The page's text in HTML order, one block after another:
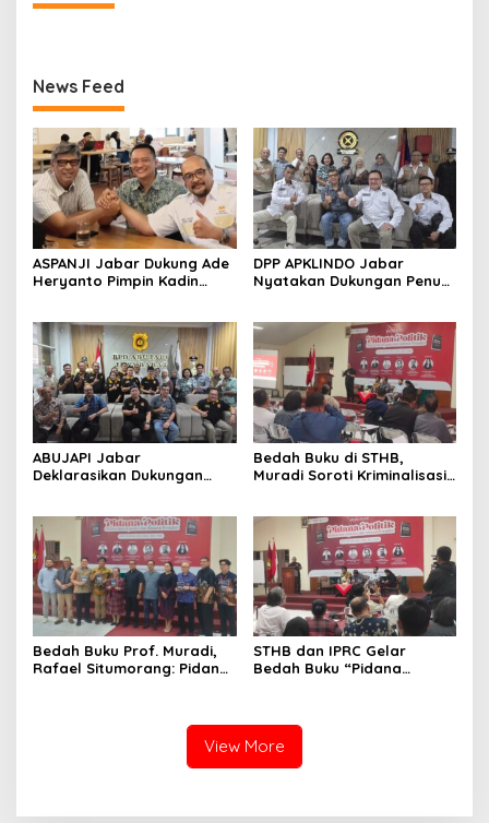
News Feed
ASPANJI Jabar Dukung Ade
Heryanto Pimpin Kadin
DPP APKLINDO Jabar
Nyatakan Dukungan Penuh
Bandung
ABUJAPI Jabar
Deklarasikan Dukungan
Bandung
Bedah Buku di STHB,
Muradi Soroti Kriminalisasi
Bedah Buku Prof. Muradi,
Rafael Situmorang: Pidana
STHB dan IPRC Gelar
Bedah Buku “Pidana
View More